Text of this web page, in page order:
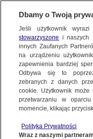
Dbamy o Twoją
Jeśli użytkownik
stowarzyszone i naszych
innych Zaufanych
na urządzeniu
zapewnienia bardziej
Odbywa się to
zebranych z danych
cookie. Użytkownik
przetwarzaniu w
momencie, klikając
Polityka Prywatności
Wraz z naszymi